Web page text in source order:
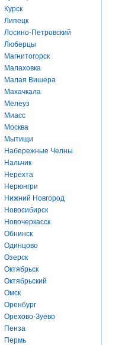
Курск
Липецк
Лосино-Петровский
Люберцы
Магнитогорск
Малаховка
Малая Вишера
Махачкала
Мелеуз
Миасс
Москва
Мытищи
Набережные Челны
Нальчик
Нерехта
Нерюнгри
Нижний Новгород
Новосибирск
Новочеркасск
Обнинск
Одинцово
Озерск
Октябрьск
Октябрьский
Омск
Оренбург
Орехово-Зуево
Пенза
Пермь